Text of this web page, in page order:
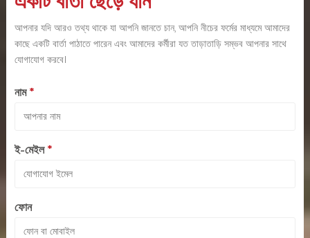
আপনার যদি আরও তথ্য থাকে যা আপনি জানতে চান, আপনি নীচের ফর্মের মাধ্যমে আমাদের
কাছে একটি বার্তা পাঠাতে পারেন এবং আমাদের কর্মীরা যত তাড়াতাড়ি সম্ভব আপনার সাথে
যোগাযোগ করবে।
নাম *
ই-মেইল *
ফোন